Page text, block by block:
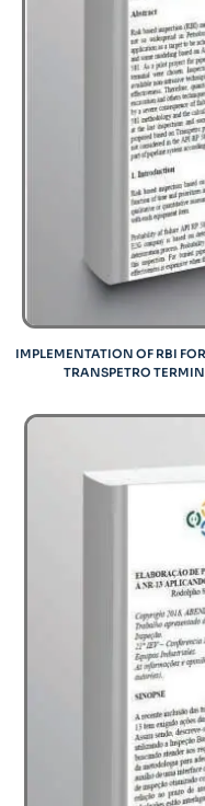
IMPLEMENTATION OF RBI
TRANSPETRO